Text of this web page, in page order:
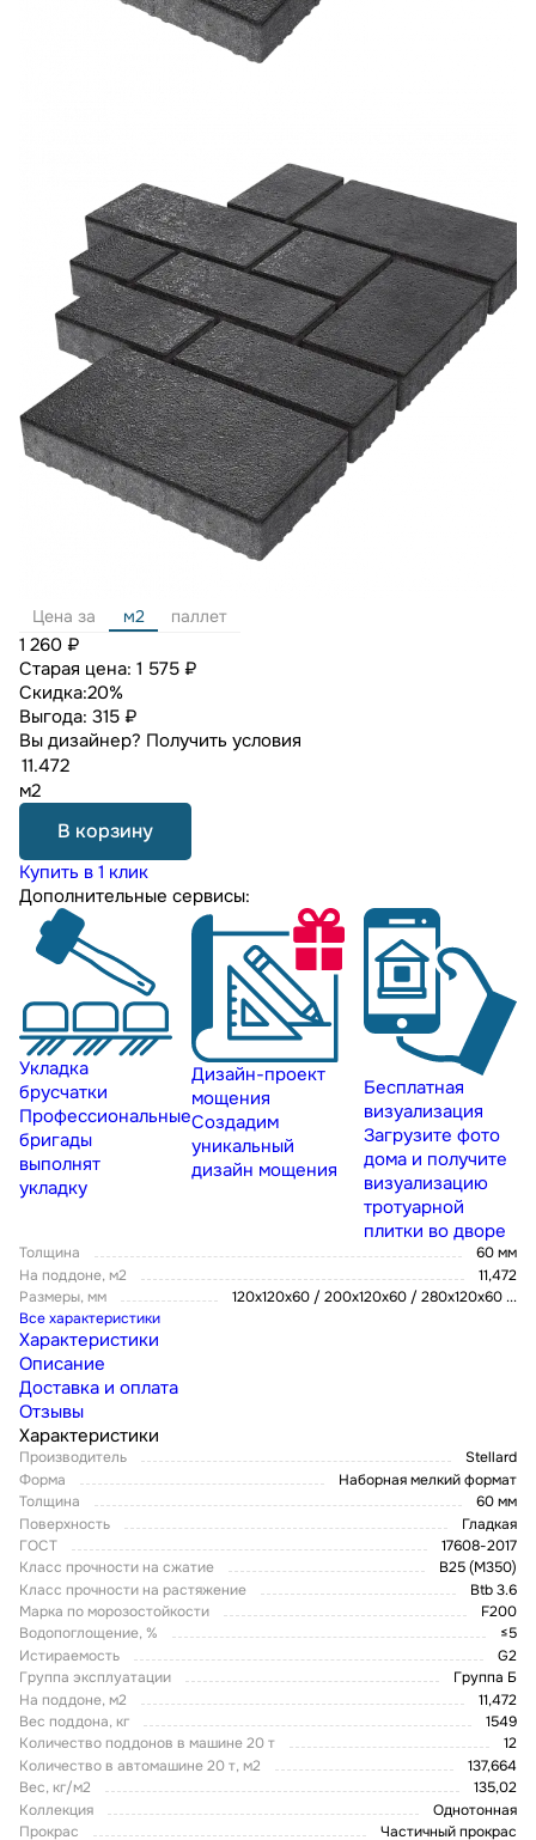
Цена за м2 паллет
1 260 ₽
Старая цена: 1 575 ₽
Скидка:20%
Выгода: 315 ₽
Вы дизайнер? Получить условия
м2
В корзину
Купить в 1 клик
Дополнительные сервисы:
Укладка
брусчатки
Профессиональные
бригады
выполнят
укладку
Дизайн-проект
мощения
Создадим
уникальный
дизайн мощения
Бесплатная
визуализация
Загрузите фото
дома и получите
визуализацию
тротуарной
плитки во дворе
Толщина
60 мм
На поддоне, м2
11,472
Размеры, мм
120х120х60 / 200х120х60 / 280х120х60...
Все характеристики
Характеристики
Описание
Доставка и оплата
Отзывы
Характеристики
Производитель
Stellard
Форма
Наборная мелкий формат
Толщина
60 мм
Поверхность
Гладкая
ГОСТ
17608-2017
Класс прочности на сжатие
В25 (М350)
Класс прочности на растяжение
Btb 3.6
Марка по морозостойкости
F200
Водопоглощение, %
≤5
Истираемость
G2
Группа эксплуатации
Группа Б
На поддоне, м2
11,472
Вес поддона, кг
1549
Количество поддонов в машине 20 т
12
Количество в автомашине 20 т, м2
137,664
Вес, кг/м2
135,02
Коллекция
Однотонная
Прокрас
Частичный прокрас